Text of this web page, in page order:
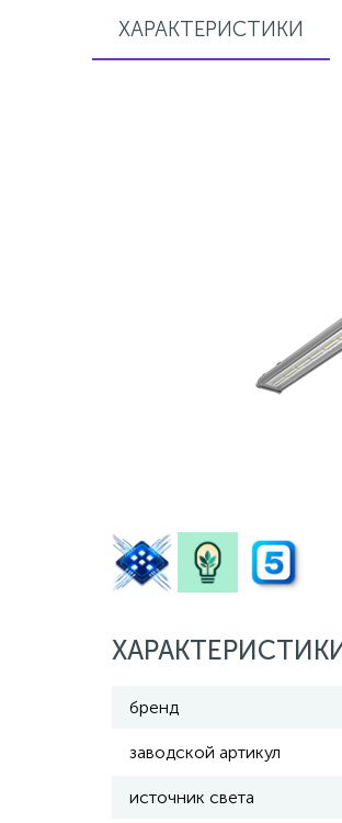
ХАРАКТЕРИСТИКИ
бренд
заводской артикул
источник света